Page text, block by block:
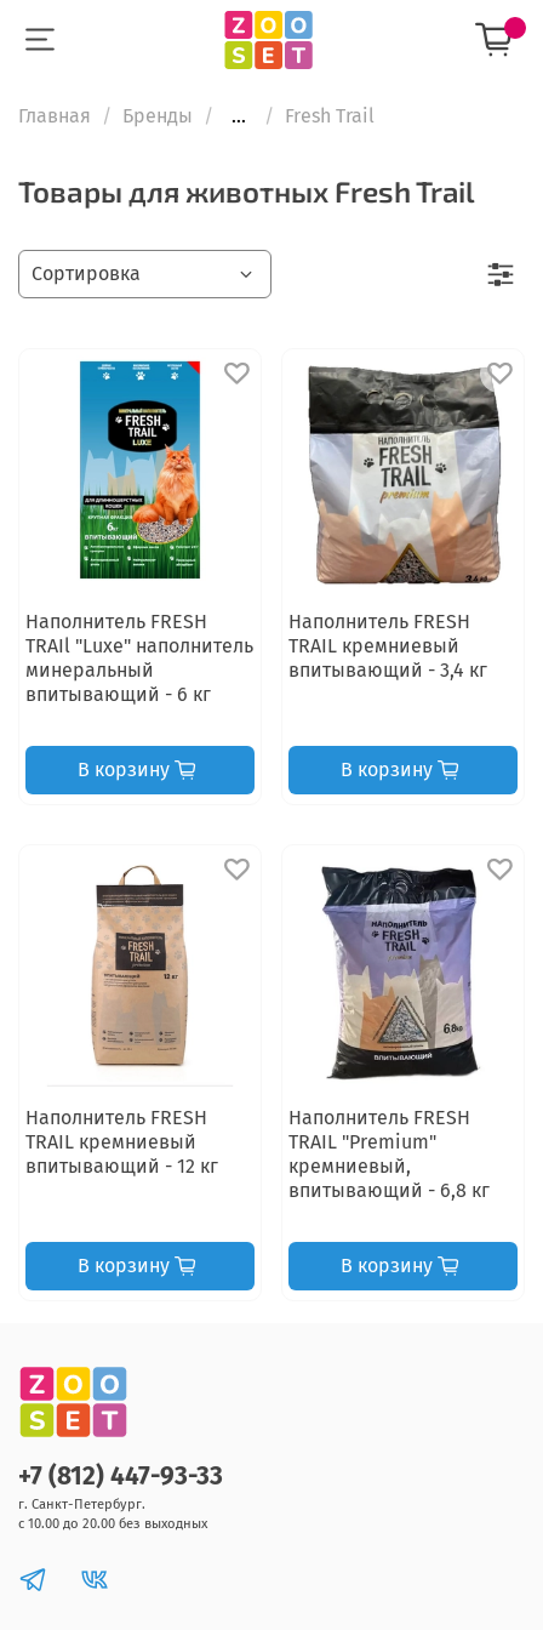
Главная Бренды ... Fresh Trail
Товары для животных Fresh Trail
Наполнитель FRESH
TRAIl "Luxe" наполнитель
минеральный
впитывающий - 6 кг
В корзину
Наполнитель FRESH
TRAIL кремниевый
впитывающий - 3,4 кг
В корзину
Наполнитель FRESH
TRAIL кремниевый
впитывающий - 12 кг
В корзину
Наполнитель FRESH
TRAIL "Premium"
кремниевый,
впитывающий - 6,8 кг
В корзину
+7 (812) 447-93-33
г. Санкт-Петербург.
с 10.00 до 20.00 без выходных